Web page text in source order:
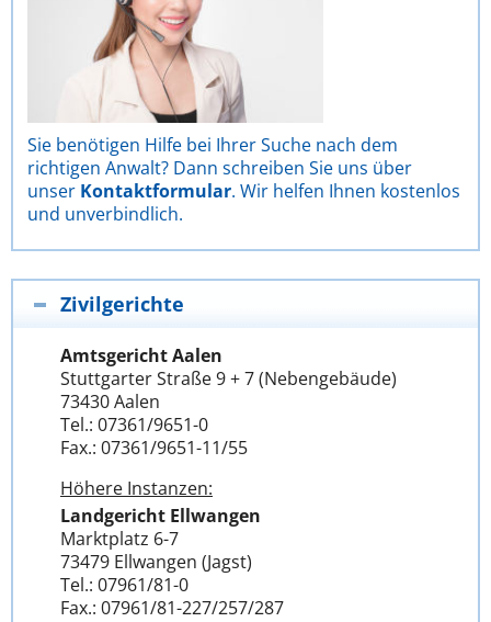
Sie benötigen Hilfe bei Ihrer Suche nach dem
richtigen Anwalt? Dann schreiben Sie uns über
unser Kontaktformular. Wir helfen Ihnen kostenlos
und unverbindlich.
Zivilgerichte
Amtsgericht Aalen
Stuttgarter Straße 9 + 7 (Nebengebäude)
73430 Aalen
Tel.: 07361/9651-0
Fax.: 07361/9651-11/55
Höhere Instanzen:
Landgericht Ellwangen
Marktplatz 6-7
73479 Ellwangen (Jagst)
Tel.: 07961/81-0
Fax.: 07961/81-227/257/287